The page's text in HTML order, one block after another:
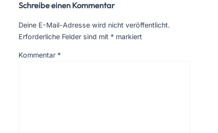
Schreibe einen Kommentar
Deine E-Mail-Adresse wird nicht veröffentlicht.
Erforderliche Felder sind mit * markiert
Kommentar *